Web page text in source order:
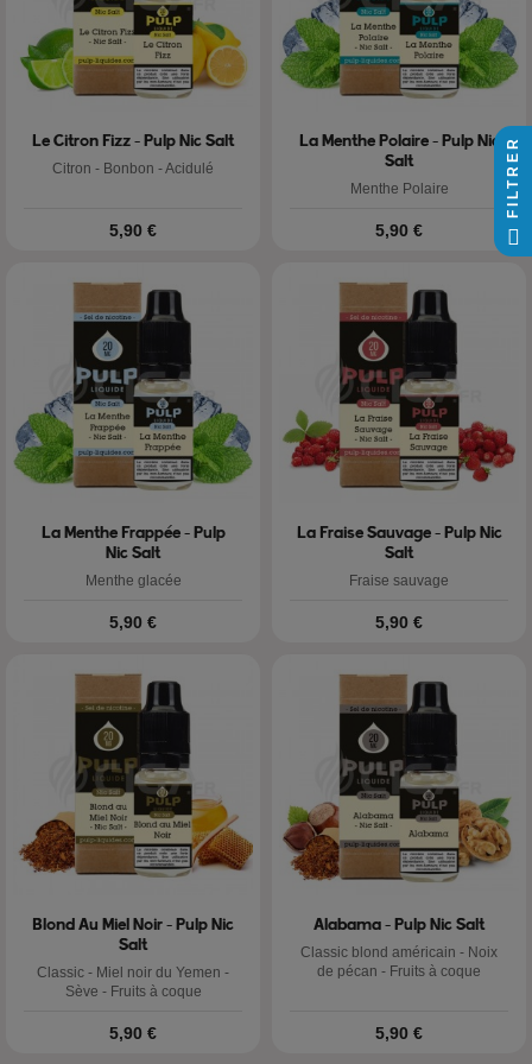
Le Citron Fizz - Pulp Nic Salt
Citron - Bonbon - Acidulé
Prix
5,90 €
La Menthe Polaire - Pulp Nic
Salt
Menthe Polaire
Prix
5,90 €
La Menthe Frappée - Pulp
Nic Salt
Menthe glacée
Prix
5,90 €
La Fraise Sauvage - Pulp Nic
Salt
Fraise sauvage
Prix
5,90 €
Blond Au Miel Noir - Pulp Nic
Salt
Classic - Miel noir du Yemen -
Sève - Fruits à coque
Prix
5,90 €
Alabama - Pulp Nic Salt
Classic blond américain - Noix
de pécan - Fruits à coque
Prix
5,90 €
FILTRER